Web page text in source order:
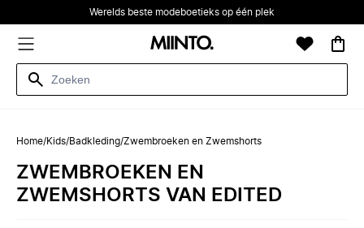
Werelds beste modeboetieks op één plek
Home/Kids/Badkleding/Zwembroeken en Zwemshorts
ZWEMBROEKEN EN
ZWEMSHORTS VAN EDITED